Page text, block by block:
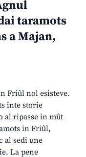
taramots
a Majan,
Friûl nol esisteve.
inte storie
al ripasse in mût
in Friûl,
al sedi une
La pene